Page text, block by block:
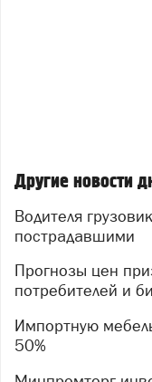
Другие новости
Водителя грузовика лишили прав после ДТП с
пострадавшими
Прогнозы цен признали фактором давления на
потребителей и
Импортную мебель могут обложить пошлинами до
50%